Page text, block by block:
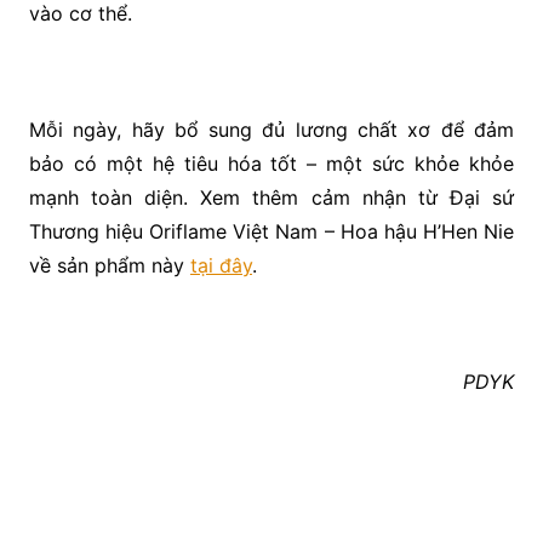
vào cơ thể.
Mỗi ngày, hãy bổ sung đủ lương chất xơ để đảm
bảo có một hệ tiêu hóa tốt – một sức khỏe khỏe
mạnh toàn diện. Xem thêm cảm nhận từ Đại sứ
Thương hiệu Oriflame Việt Nam – Hoa hậu H’Hen Nie
về sản phẩm này tại đây.
PDYK